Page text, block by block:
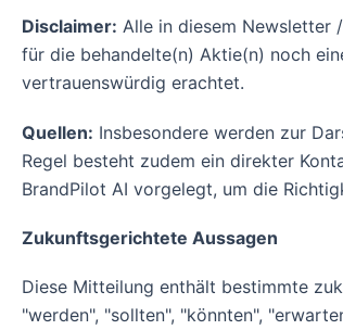
Disclaimer: Alle in diesem Newsletter
für die behandelte(n) Aktie(n) noch
vertrauenswürdig erachtet.
Quellen: Insbesondere werden zur
Regel besteht zudem ein direkter
BrandPilot AI vorgelegt, um die
Zukunftsgerichtete Aussagen
Diese Mitteilung enthält bestimmte
"werden", "sollten", "könnten",